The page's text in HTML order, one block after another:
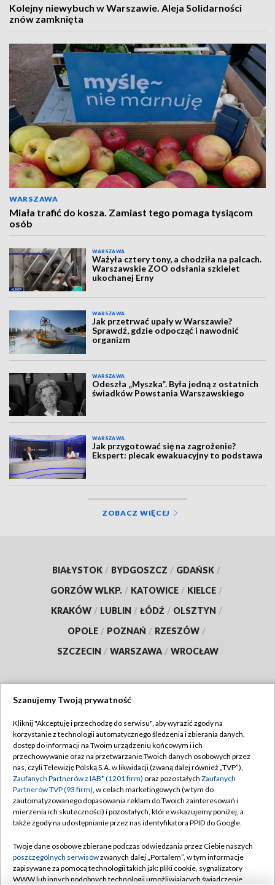
Kolejny niewybuch w Warszawie. Aleja Solidarności
znów zamknięta
WARSZAWA
Miała trafić do kosza. Zamiast tego pomaga tysiącom
osób
WARSZAWA
Ważyła cztery tony, a chodziła na palcach.
Warszawskie ZOO odsłania szkielet
ukochanej Erny
WARSZAWA
Jak przetrwać upały w Warszawie?
Sprawdź, gdzie odpocząć i nawodnić
organizm
WARSZAWA
Odeszła „Myszka”. Była jedną z ostatnich
świadków Powstania Warszawskiego
WARSZAWA
Jak przygotować się na zagrożenie?
Ekspert: plecak ewakuacyjny to podstawa
ZOBACZ WIĘCEJ
BIAŁYSTOK / BYDGOSZCZ / GDAŃSK /
GORZÓW WLKP. / KATOWICE / KIELCE /
KRAKÓW / LUBLIN / ŁÓDŹ / OLSZTYN /
OPOLE / POZNAŃ / RZESZÓW /
SZCZECIN / WARSZAWA / WROCŁAW
TVP
Abonament TVP
Emisja w TVP
Centrum informacji TVP
Naziemna Telewizja Cyfrowa
Rada Programowa
System NOS
Regulamin TVP
Polityka prywatności
Moje zgody
Pomoc
Kontakt
Szanujemy Twoją prywatność
Kliknij "Akceptuję i przechodzę do serwisu", aby wyrazić zgody na
korzystanie z technologii automatycznego śledzenia i zbierania danych,
dostęp do informacji na Twoim urządzeniu końcowym i ich
przechowywanie oraz na przetwarzanie Twoich danych osobowych przez
nas, czyli Telewizję Polską S.A. w likwidacji (zwaną dalej również „TVP”),
Zaufanych Partnerów z IAB* (1201 firm) oraz pozostałych Zaufanych
Partnerów TVP (93 firm), w celach marketingowych (w tym do
zautomatyzowanego dopasowania reklam do Twoich zainteresowań i
mierzenia ich skuteczności) i pozostałych, które wskazujemy poniżej, a
także zgody na udostępnianie przez nas identyfikatora PPID do Google.
Twoje dane osobowe zbierane podczas odwiedzania przez Ciebie naszych
poszczególnych serwisówzwanych dalej „Portalem”, w tym informacje
zapisywane za pomocą technologii takich jak: pliki cookie, sygnalizatory
WWW lub innych podobnych technologii umożliwiających świadczenie